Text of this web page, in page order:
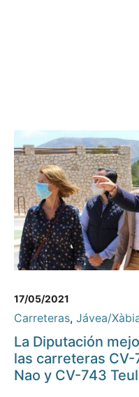
17/05/2021
Carreteras, Jávea/
La Diputación
las carreteras
Nao y CV-743